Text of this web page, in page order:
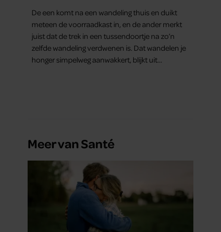
De een komt na een wandeling thuis en duikt
meteen de voorraadkast in, en de ander merkt
juist dat de trek in een tussendoortje na zo’n
zelfde wandeling verdwenen is. Dat wandelen je
honger simpelweg aanwakkert, blijkt uit
Meer van Santé